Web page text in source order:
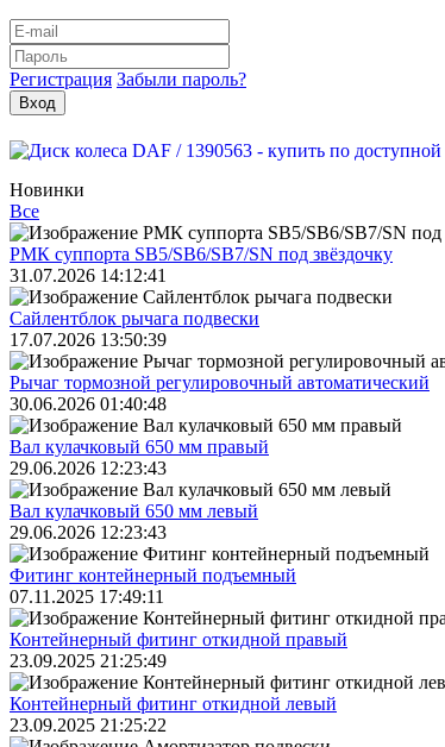
Регистрация Забыли пароль?
Новинки
Все
РМК суппорта SB5/SB6/SB7/SN под звёздочку
31.07.2026 14:12:41
Сайлентблок рычага подвески
17.07.2026 13:50:39
Рычаг тормозной регулировочный автоматический
30.06.2026 01:40:48
Вал кулачковый 650 мм правый
29.06.2026 12:23:43
Вал кулачковый 650 мм левый
29.06.2026 12:23:43
Фитинг контейнерный подъемный
07.11.2025 17:49:11
Контейнерный фитинг откидной правый
23.09.2025 21:25:49
Контейнерный фитинг откидной левый
23.09.2025 21:25:22